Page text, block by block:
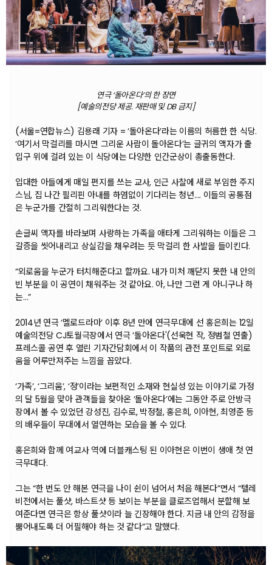
연극 ‘돌아온다’의 한 장면
[예술의전당 제공. 재판매 및 DB 금지]
(서울=연합뉴스) 김용래 기자 = ‘돌아온다’라는 이름의 허름한 한 식당.
‘여기서 막걸리를 마시면 그리운 사람이 돌아온다’는 글귀의 액자가 출
입구 위에 걸려 있는 이 식당에는 다양한 인간군상이 총출동한다.
입대한 아들에게 매일 편지를 쓰는 교사, 인근 사찰에 새로 부임한 주지
스님, 집 나간 필리핀 아내를 하염없이 기다리는 청년…. 이들의 공통점
은 누군가를 간절히 그리워한다는 것.
손글씨 액자를 바라보며 사랑하는 가족을 애타게 그리워하는 이들은 그
갈증을 씻어내리고 상실감을 채우려는 듯 막걸리 한 사발을 들이킨다.
“외로움을 누군가 터치해준다고 할까요. 내가 미처 깨닫지 못한 내 안의
빈 부분을 이 공연이 채워주는 것 같아요. 아, 나만 그런 게 아니구나 하
는…”
2014년 연극 ‘멜로드라마’ 이후 8년 만에 연극무대에 선 홍은희는 12일
예술의전당 CJ토월극장에서 연극 ‘돌아온다'(선욱현 작, 정범철 연출)
프레스콜 공연 후 열린 기자간담회에서 이 작품의 관전 포인트로 외로
움을 어루만져주는 느낌을 꼽았다.
‘가족’, ‘그리움’, ‘정’이라는 보편적인 소재와 현실성 있는 이야기로 가정
의 달 5월을 맞아 관객들을 찾아온 ‘돌아온다’에는 그동안 주로 안방극
장에서 볼 수 있었던 강성진, 김수로, 박정철, 홍은희, 이아현, 최영준 등
의 배우들이 무대에서 열연하는 모습을 볼 수 있다.
홍은희와 함께 여교사 역에 더블캐스팅 된 이아현은 이번이 생애 첫 연
극무대다.
그는 “한 번도 안 해본 연극을 나이 쉰이 넘어서 처음 해본다”면서 “텔레
비전에서는 풀샷, 바스트샷 등 보이는 부분을 클로즈업해서 분할해 보
여준다면 연극은 항상 풀샷이라 늘 긴장해야 한다. 지금 내 안의 감정을
뿜어내도록 더 어필해야 하는 것 같다”고 말했다.